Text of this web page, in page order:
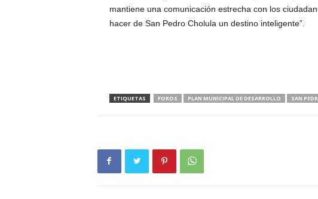
mantiene una comunicación estrecha con los
hacer de San Pedro Cholula un destino inteligente”.
ETIQUETAS FOROS PLAN MUNICIPAL DE DESARROLLO SAN